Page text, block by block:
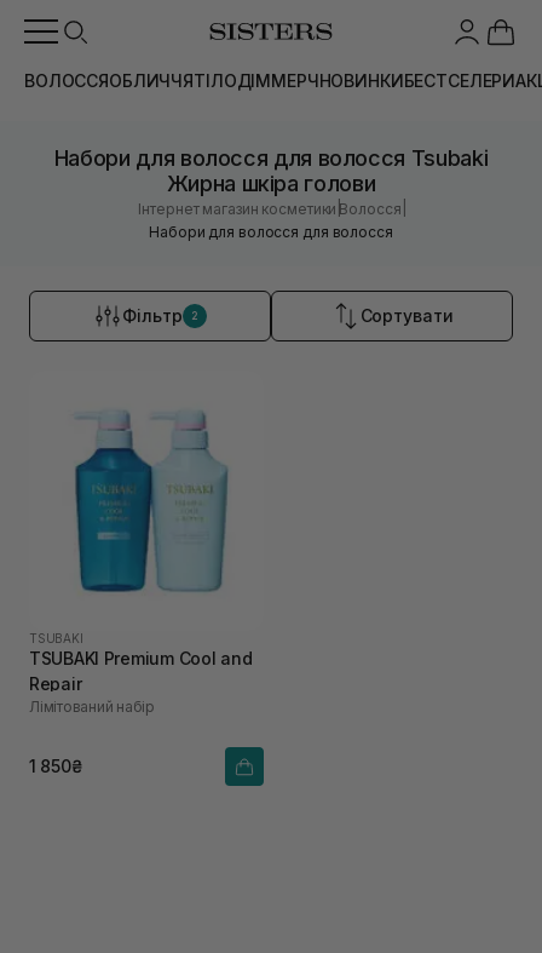
ВОЛОССЯОБЛИЧЧЯТІЛОДІММЕРЧНОВИНКИБЕСТСЕЛЕРИ
Набори для волосся для волосся Tsubaki
Жирна шкіра голови
Інтернет магазин косметики |Волосся
Набори для волосся для волосся
Фільтр 2 Сортувати
TSUBAKI
TSUBAKI Premium Cool and
Repair
Лімітований набір
1 850₴